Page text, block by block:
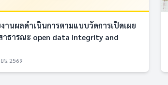
านผลดำเนินการตามแบบวัดการเปิดเผย
าธารณะ open data integrity and
น 2569